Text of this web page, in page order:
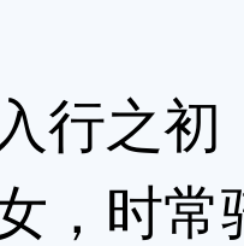
之初
，时常